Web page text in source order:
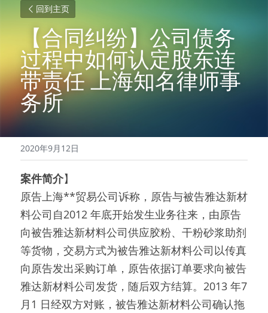
回到主页
【合同纠纷】公司债务
过程中如何认定股东连
带责任 上海知名律师事
务所
2020年9月12日
案件简介】
原告上海**贸易公司诉称，原告与被告雅达新材
料公司自2012 年底开始发生业务往来，由原告
向被告雅达新材料公司供应胶粉、干粉砂浆助剂
等货物，交易方式为被告雅达新材料公司以传真
向原告发出采购订单，原告依据订单要求向被告
雅达新材料公司发货，随后双方结算。2013 年7
月1 日经双方对账，被告雅达新材料公司确认拖